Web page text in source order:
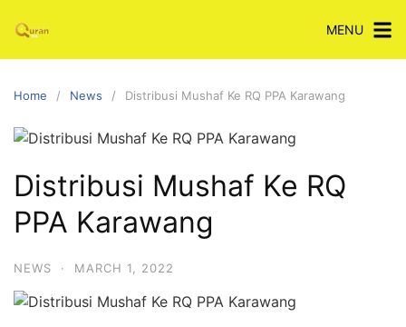
content
MENU
Home News Distribusi Mushaf Ke RQ PPA Karawang
Distribusi Mushaf Ke RQ
PPA Karawang
NEWS · MARCH 1, 2022